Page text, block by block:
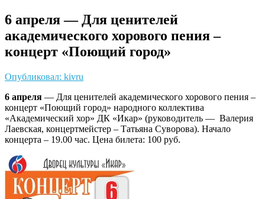
6 апреля — Для ценителей
академического хорового пения –
концерт «Поющий город»
Опубликовал: kivru
6 апреля — Для ценителей академического хорового пения –
концерт «Поющий город» народного коллектива
«Академический хор» ДК «Икар» (руководитель — Валерия
Лаевская, концертмейстер – Татьяна Суворова). Начало
концерта – 19.00 час. Цена билета: 100 руб.